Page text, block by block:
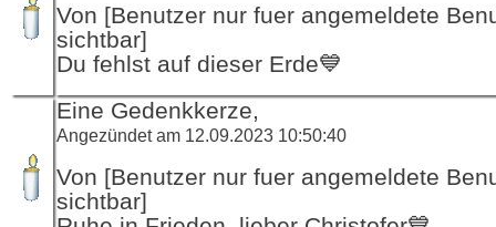
Von [Benutzer nur fuer angemeldete
sichtbar]
Du fehlst auf dieser Erde💙
Eine Gedenkkerze,
Angezündet am 12.09.2023 10:50:40
Von [Benutzer nur fuer angemeldete
sichtbar]